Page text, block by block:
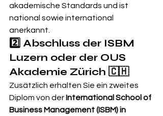
akademische Standards und ist
national sowie international
anerkannt.
2️⃣ Abschluss der ISBM
Luzern oder der OUS
Akademie Zürich 🇨🇭
Zusätzlich erhalten Sie ein zweites
Diplom von der International School of
Business Management (ISBM) in